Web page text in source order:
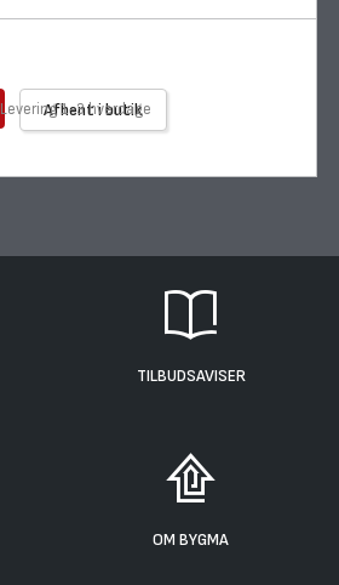
Afhent i butik
Levering 1-3 hverdage
TILBUDSAVISER
OM BYGMA